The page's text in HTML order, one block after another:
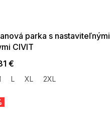
parka s nastaviteľnými
CIVIT
€
L XL 2XL